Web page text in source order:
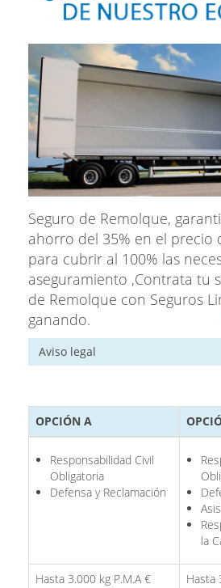
Seguro de Remolque,
ahorro del 35% en el precio
para cubrir al 100% las
aseguramiento ,Contrata tu
de Remolque con Seguros
ganando.
Aviso legal
OPCIÓN A
Responsabilidad Civil
Obligatoria
Defensa y Reclamación
la
Hasta 3.000 kg P.M.A €
Hasta